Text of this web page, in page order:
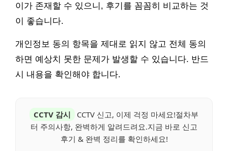
이가 존재할 수 있으니, 후기를 꼼꼼히 비교하는 것
이 좋습니다.
개인정보 동의 항목을 제대로 읽지 않고 전체 동의
하면 예상치 못한 문제가 발생할 수 있습니다. 반드
시 내용을 확인해야 합니다.
CCTV 감시
CCTV 신고, 이제 걱정 마세요!절차부
터 주의사항, 완벽하게 알려드려요.지금 바로 신고
후기 & 완벽 정리를 확인하세요!